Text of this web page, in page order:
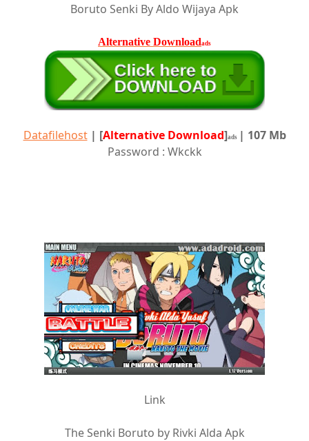
Boruto Senki By Aldo Wijaya Apk
Alternative Downloadads
Datafilehost| [Alternative Download]ads | 107 Mb
Password : Wkckk
Link
The Senki Boruto by Rivki Alda Apk